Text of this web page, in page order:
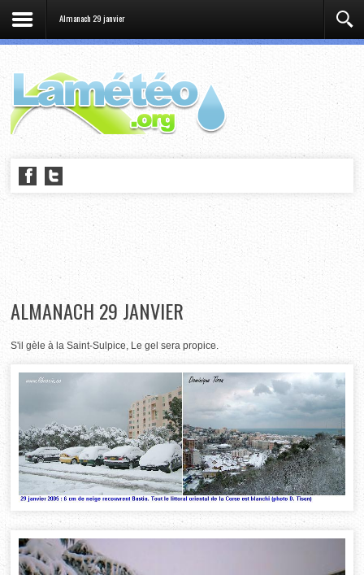
Almanach 29 janvier
ALMANACH 29 JANVIER
S'il gèle à la Saint-Sulpice, Le gel sera propice.